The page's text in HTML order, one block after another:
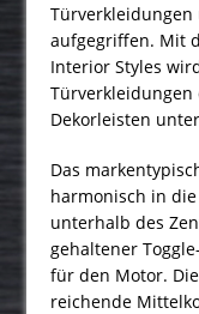
aufgegriffen. Mit
Interior Styles
Dekorleisten
Das
harmonisch in
unterhalb des
gehaltener
für den Motor.
reichende